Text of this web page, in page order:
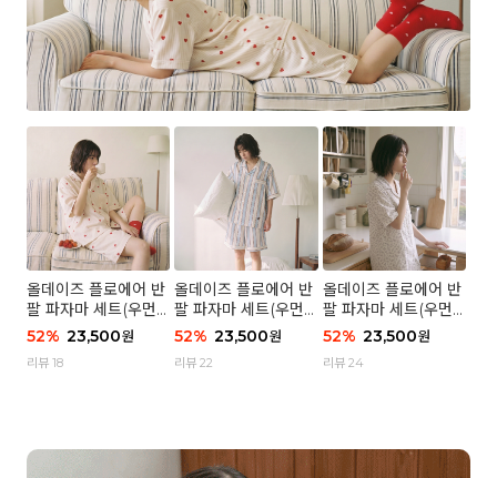
올데이즈 플로에어 반
팔 파자마 세트(우먼)
- 04 하트 컨페티
52% 23,500원
리뷰 18
올데이즈 플로에어 반
팔 파자마 세트(우먼)
- 03 브리즈 스트라이
52% 23,500원
리뷰 22
올데이즈 플로에어 반
팔 파자마 세트(우먼)
- 01 포슬 가든
52% 23,500원
리뷰 24